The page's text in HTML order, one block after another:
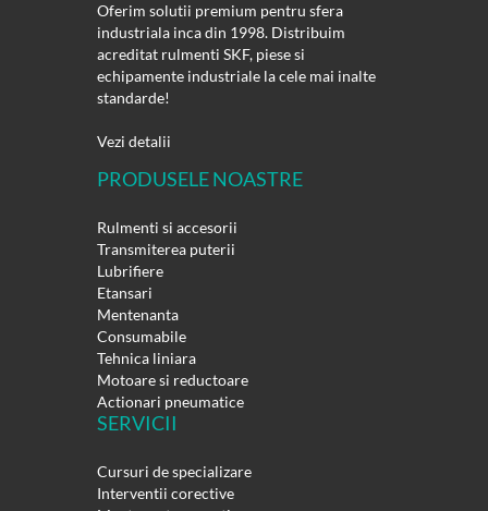
Oferim solutii premium pentru sfera
industriala inca din 1998. Distribuim
acreditat rulmenti SKF, piese si
echipamente industriale la cele mai inalte
standarde!
Vezi detalii
PRODUSELE NOASTRE
Rulmenti si accesorii
Transmiterea puterii
Lubrifiere
Etansari
Mentenanta
Consumabile
Tehnica liniara
Motoare si reductoare
Actionari pneumatice
SERVICII
Cursuri de specializare
Interventii corective